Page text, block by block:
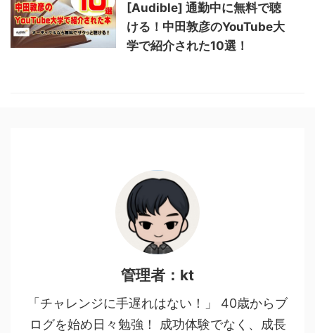
[Audible] 通勤中に無料で聴
ける！中田敦彦のYouTube大
学で紹介された10選！
管理者：kt
「チャレンジに手遅れはない！」 40歳からブ
ログを始め日々勉強！ 成功体験でなく、成長